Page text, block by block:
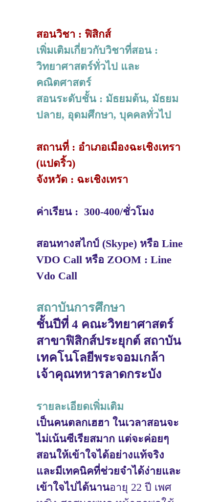
สอนวิชา : ฟิสิกส์
เพิ่มเติมเกี่ยวกับวิชาที่สอน :
วิทยาศาสตร์ทั่วไป และ
คณิตศาสตร์
สอนระดับชั้น : มัธยมต้น, มัธยม
ปลาย, อุดมศึกษา, บุคคลทั่วไป
สถานที่ : อำเภอเมืองฉะเชิงเทรา
(แปดริ้ว)
จังหวัด : ฉะเชิงเทรา
ค่าเรียน : 300-400/ชั่วโมง
สอนทางสไกป์ (Skype) หรือ Line
VDO Call หรือ ZOOM : Line
Vdo Call
สถาบันการศึกษา
ชั้นปีที่ 4 คณะวิทยาศาสตร์
สาขาฟิสิกส์ประยุกต์ สถาบัน
เทคโนโลยีพระจอมเกล้า
เจ้าคุณทหารลาดกระบัง
รายละเอียดเพิ่มเติม
เป็นคนตลกเฮฮา ในเวลาสอนจะ
ไม่เน้นซีเรียสมาก แต่จะค่อยๆ
สอนให้เข้าใจได้อย่างแท้จริง
และมีเทคนิคที่ช่วยจำได้ง่ายและ
เข้าใจไปได้นานอายุ 22 ปี เพศ